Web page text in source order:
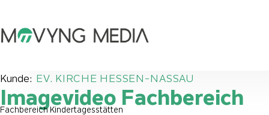
Kunde: EV. KIRCHE HESSEN-NASSAU
Imagevideo Fachbereich
Fachbereich Kindertagesstätten